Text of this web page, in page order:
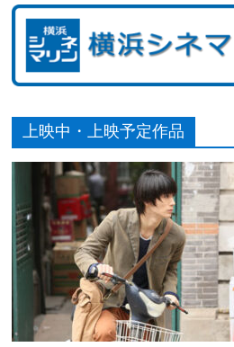
上映中・上映予定作品